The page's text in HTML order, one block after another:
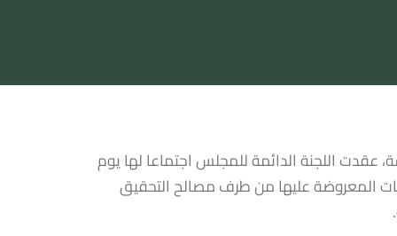
المتعلق بمجلس المنافسة، عقدت اللجنة الدائمة للمجلس اجتماعا لها يوم
في الملفات المعروضة عليها من طرف مصالح التحقيق